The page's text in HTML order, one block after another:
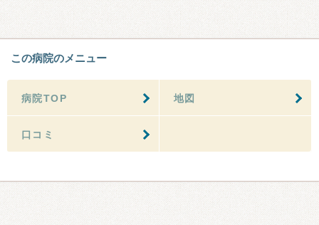
この病院のメニュー
病院TOP 地図
口コミ